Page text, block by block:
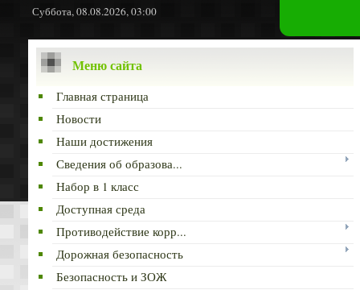
Суббота, 08.08.2026, 03:00
Меню сайта
Главная страница
Новости
Наши достижения
Сведения об образова...
Набор в 1 класс
Доступная среда
Противодействие корр...
Дорожная безопасность
Безопасность и ЗОЖ